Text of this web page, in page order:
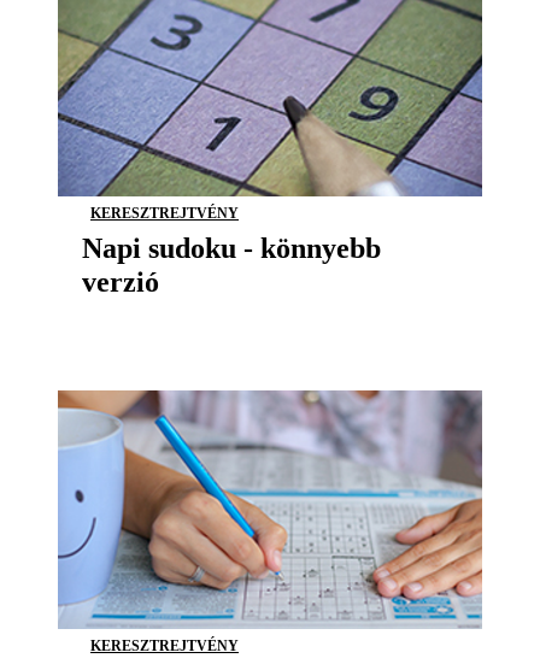
KERESZTREJTVÉNY
Napi sudoku - könnyebb
verzió
KERESZTREJTVÉNY